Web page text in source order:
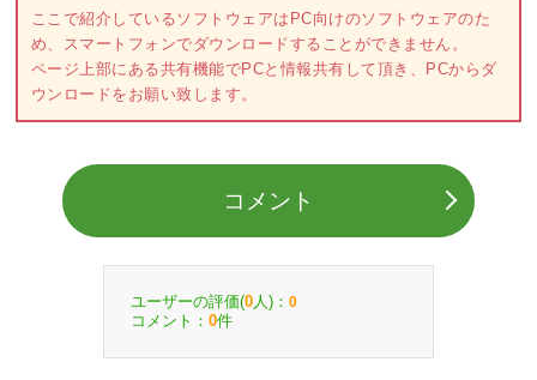
ここで紹介しているソフトウェアはPC向けのソフトウェアのた
め、スマートフォンでダウンロードすることができません。
ページ上部にある共有機能でPCと情報共有して頂き、PCからダ
ウンロードをお願い致します。
コメント
ユーザーの評価(0 人)： 0
コメント： 0件